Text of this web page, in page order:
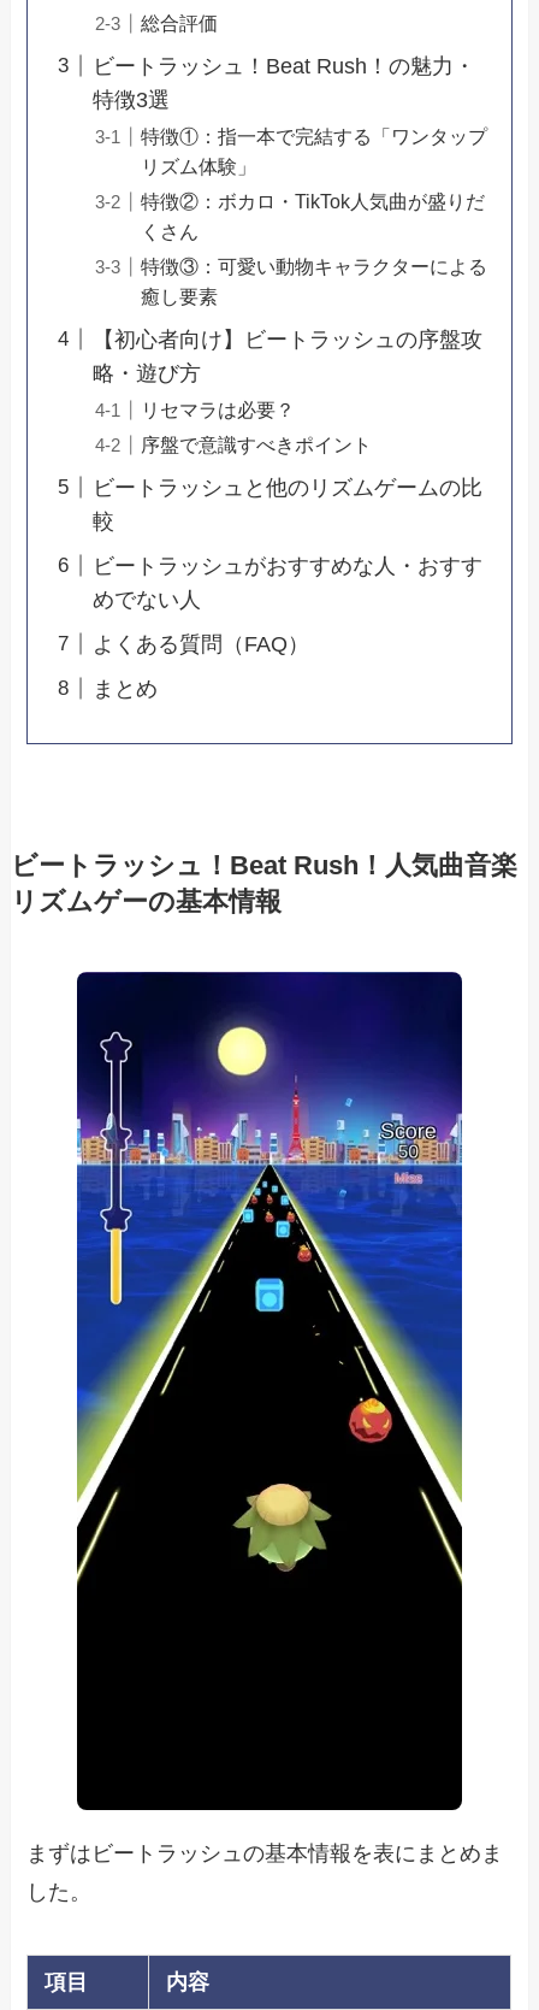
総合評価
ビートラッシュ！Beat Rush！の魅力・
特徴3選
特徴①：指一本で完結する「ワンタップ
リズム体験」
特徴②：ボカロ・TikTok人気曲が盛りだ
くさん
特徴③：可愛い動物キャラクターによる
癒し要素
【初心者向け】ビートラッシュの序盤攻
略・遊び方
リセマラは必要？
序盤で意識すべきポイント
ビートラッシュと他のリズムゲームの比
較
ビートラッシュがおすすめな人・おすす
めでない人
よくある質問（FAQ）
まとめ
ビートラッシュ！Beat Rush！人気曲音楽
リズムゲーの基本情報
まずはビートラッシュの基本情報を表にまとめま
した。
項目 内容